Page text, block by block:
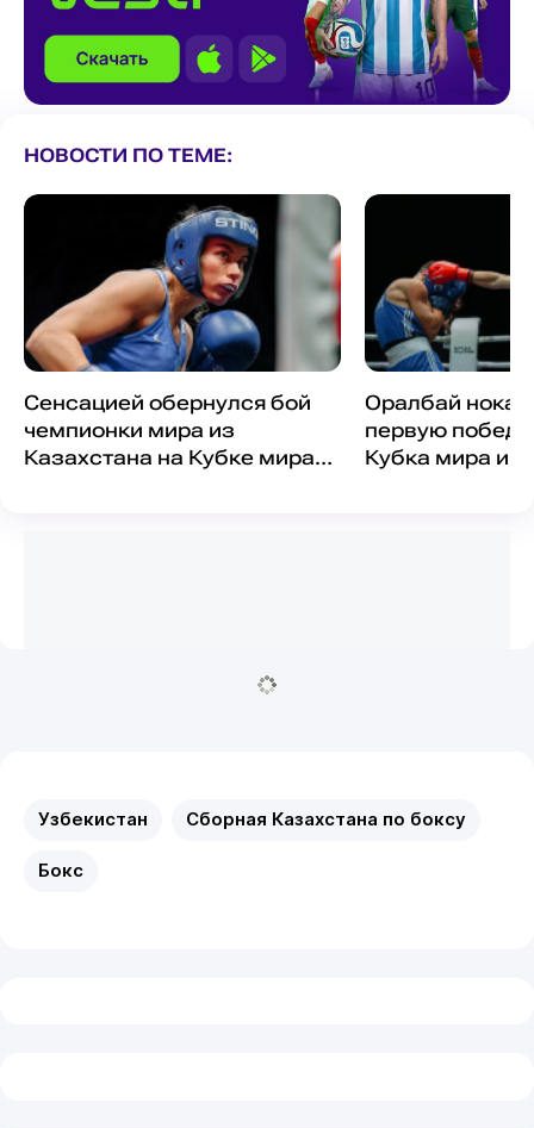
НОВОСТИ ПО ТЕМЕ:
Сенсацией обернулся бой
чемпионки мира из
Казахстана на Кубке мира
Оралбай
первую победу
Кубка мира и
Узбекистан Сборная Казахстана по боксу
Бокс